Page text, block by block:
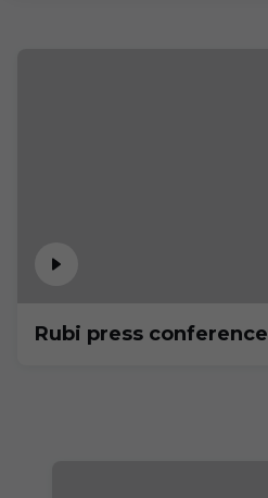
Rubi press conference